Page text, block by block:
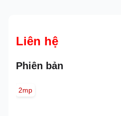
Liên hệ
Phiên bản
2mp